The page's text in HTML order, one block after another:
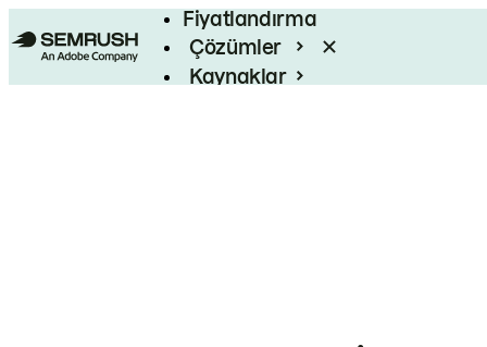
Fiyatlandırma
Çözümler
Kaynaklar